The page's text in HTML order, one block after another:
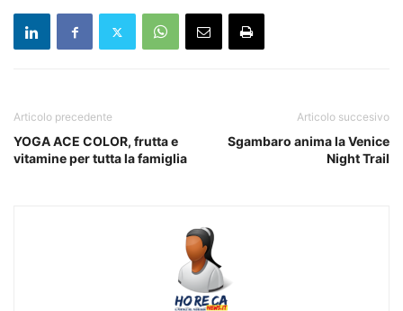
Articolo precedente
YOGA ACE COLOR, frutta e
vitamine per tutta la famiglia
Articolo succesivo
Sgambaro anima la Venice
Night Trail